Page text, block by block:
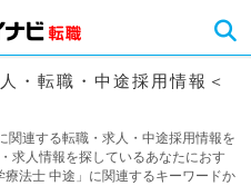
・転職・中途採用情報＜
関連する転職・求人・中途採用情報を
求人情報を探しているあなたにおす
法士 中途」に関連するキーワードか